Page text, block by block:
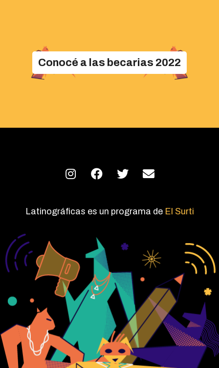
Conocé a las becarias 2022
Latinográficas es un programa de El Surti